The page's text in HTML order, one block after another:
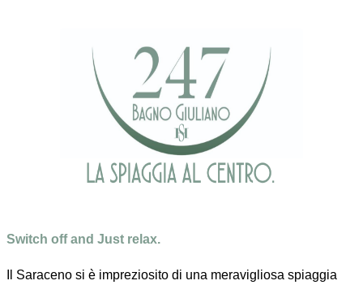
Switch off and Just relax.
Il Saraceno si è impreziosito di una meravigliosa spiaggia